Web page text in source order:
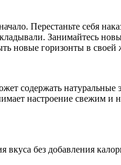
Перестаньте себя
Занимайтесь
новые горизонты в своей
содержать
настроение свежим
вкуса без добавления